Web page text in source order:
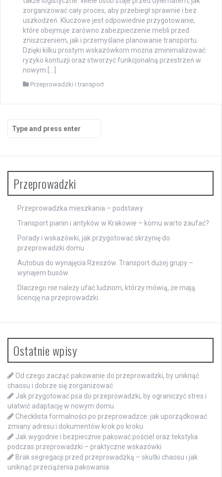
zorganizować cały proces, aby przebiegł sprawnie i bez
uszkodzeń. Kluczowe jest odpowiednie przygotowanie,
które obejmuje zarówno zabezpieczenie mebli przed
zniszczeniem, jak i przemyślane planowanie transportu.
Dzięki kilku prostym wskazówkom można zminimalizować
ryzyko kontuzji oraz stworzyć funkcjonalną przestrzeń w
nowym […]
Przeprowadzki i transport
for:
Przeprowadzki
Przeprowadzka mieszkania – podstawy
Transport pianin i antyków w Krakowie – komu warto zaufać?
Porady i wskazówki, jak przygotować skrzynię do
przeprowadzki domu
Autobus do wynajęcia Rzeszów. Transport dużej grupy –
wynajem busów
Dlaczego nie należy ufać ludziom, którzy mówią, że mają
licencję na przeprowadzki.
Ostatnie wpisy
Od czego zacząć pakowanie do przeprowadzki, by uniknąć
chaosu i dobrze się zorganizować
Jak przygotować psa do przeprowadzki, by ograniczyć stres i
ułatwić adaptację w nowym domu
Checklista formalności po przeprowadzce: jak uporządkować
zmiany adresu i dokumentów krok po kroku
Jak wygodnie i bezpiecznie pakować pościel oraz tekstylia
podczas przeprowadzki – praktyczne wskazówki
Brak segregacji przed przeprowadzką – skutki chaosu i jak
uniknąć przeciążenia pakowania